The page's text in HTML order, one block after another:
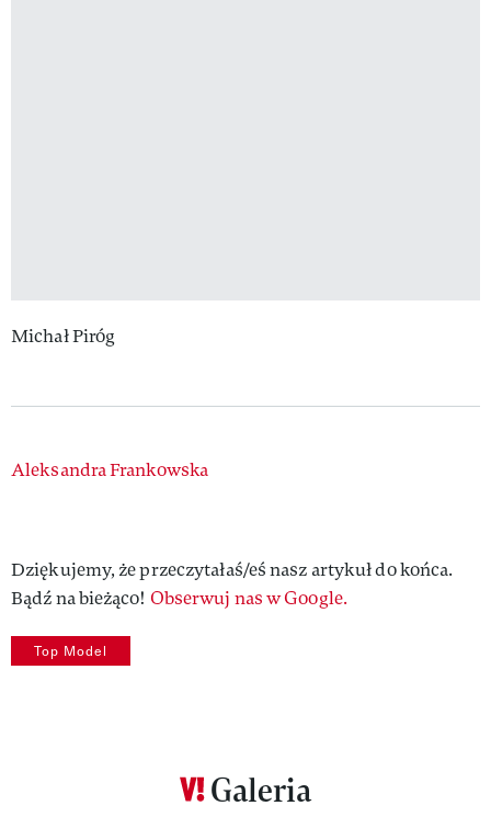
Michał Piróg
Authors
Aleksandra Frankowska
Dziękujemy, że przeczytałaś/eś nasz artykuł do końca.
Bądź na bieżąco! Obserwuj nas w Google.
Top Model
Galeria